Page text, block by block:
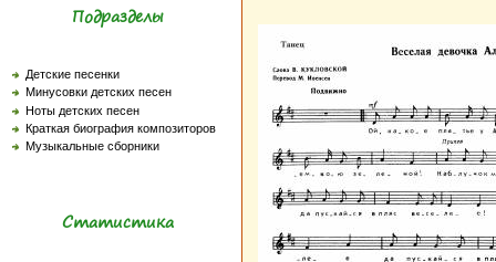
Подразделы
Детские песенки
Минусовки детских песен
Ноты детских песен
Краткая биография композиторов
Музыкальные сборники
Статистика